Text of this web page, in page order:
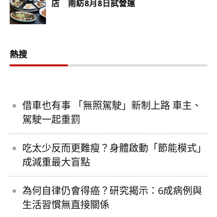
熱搜
借車也有事 「無照駕駛」新制上路 車主、
駕駛一起重罰
吃太少反而更難瘦？身體啟動「節能模式」
成減重最大盲點
為何自律仍會得癌？研究揭示：6成病例與
生活習慣無直接關係